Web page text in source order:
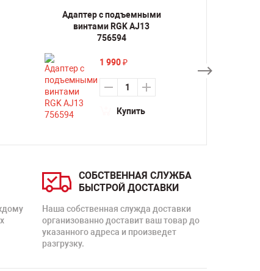
Адаптер с подъемными
винтами RGK AJ13
756594
1 990 ₽
Купить
СОБСТВЕННАЯ СЛУЖБА
БЫСТРОЙ ДОСТАВКИ
Наша собственная служда доставки
организованно доставит ваш товар до
указанного адреса и произведет
разгрузку.